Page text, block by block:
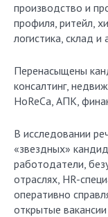
производство и
профиля, ритейл,
логистика, склад
Перенасыщены
консалтинг,
HoReCa, АПК,
В исследовании
«звездных»
работодатели,
отраслях, HR-
оперативно
открытые